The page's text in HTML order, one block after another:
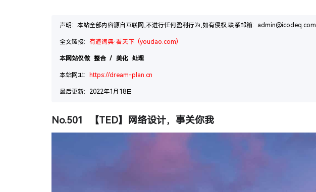
声明: 本站全部内容源自互联网,不进行任何盈利行为,如有侵权.联系邮箱: admin@icodeq.com
全文链接: 有道词典·看天下 (youdao.com)
本网站仅做 整合 / 美化 处理
本站网址: https://dream-plan.cn
最后更新: 2022年1月18日
No.501 【TED】网络设计，事关你我